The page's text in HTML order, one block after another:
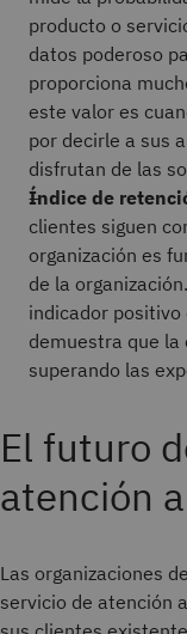
producto o
datos poderoso
proporciona
este valor es
por decirle a sus
disfrutan de las
Índice de
clientes siguen
organización es
de la
indicador
demuestra que la
superando las
El futuro
atención
Las organizaciones
servicio de atención